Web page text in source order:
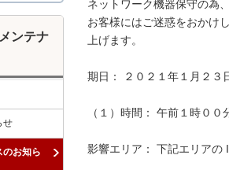
ネットワーク機器保守の為
お客様にはご迷惑をおかけ
上げます。
期日： ２０２１年１月２３
（１）時間： 午前１時０
影響エリア： 下記エリアの
ンテナ
せ
のお知ら